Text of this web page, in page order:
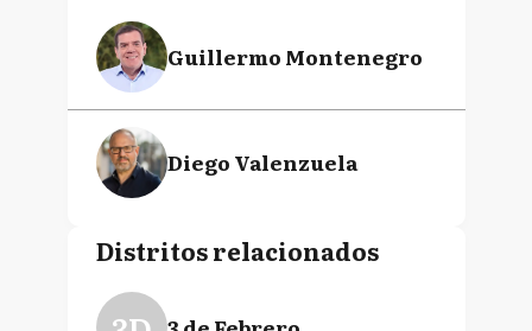
Guillermo Montenegro
Diego Valenzuela
Distritos relacionados